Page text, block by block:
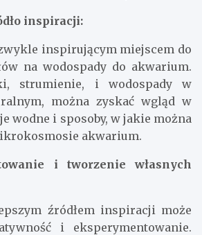
inspiracji:
inspirującym miejscem do
na wodospady do akwarium.
strumienie, i wodospady w
można zyskać wgląd w
wodne i sposoby, w jakie można
akwarium.
i tworzenie własnych
źródłem inspiracji może
i eksperymentowanie.